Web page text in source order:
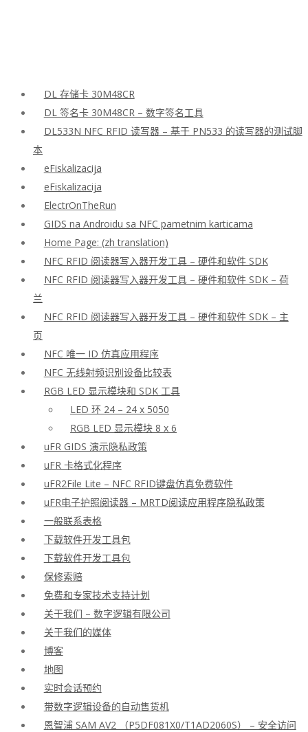
DL 存储卡 30M48CR
DL 签名卡 30M48CR – 数字签名工具
DL533N NFC RFID 读写器 – 基于 PN533 的读写器的测试脚
本
eFiskalizacija
eFiskalizacija
ElectrOnTheRun
GIDS na Androidu sa NFC pametnim karticama
Home Page: (zh translation)
NFC RFID 阅读器写入器开发工具 – 硬件和软件 SDK
NFC RFID 阅读器写入器开发工具 – 硬件和软件 SDK – 荷
兰
NFC RFID 阅读器写入器开发工具 – 硬件和软件 SDK – 主
页
NFC 唯一 ID 仿真应用程序
NFC 无线射频识别设备比较表
RGB LED 显示模块和 SDK 工具
LED 环 24 – 24 x 5050
RGB LED 显示模块 8 x 6
uFR GIDS 演示隐私政策
uFR 卡格式化程序
uFR2File Lite – NFC RFID键盘仿真免费软件
uFR电子护照阅读器 – MRTD阅读应用程序隐私政策
一般联系表格
下载软件开发工具包
下载软件开发工具包
保修索赔
免费和专家技术支持计划
关于我们 – 数字逻辑有限公司
关于我们的媒体
博客
地图
实时会话预约
带数字逻辑设备的自动售货机
恩智浦 SAM AV2 （P5DF081X0/T1AD2060S） – 安全访问